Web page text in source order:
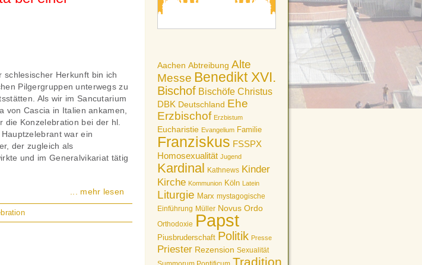
Aachen Abtreibung Alte
Messe Benedikt XVI.
Bischof Bischöfe Christus
DBK Deutschland Ehe
Erzbischof Erzbistum
Eucharistie Evangelium Familie
Franziskus FSSPX
Homosexualität Jugend
Kardinal Kathnews Kinder
Kirche Kommunion Köln Latein
Liturgie Marx mystagogische
Einführung Müller Novus Ordo
Orthodoxie Papst
Piusbruderschaft Politik Presse
Priester Rezension Sexualität
Tradition
schlesischer Herkunft bin ich
Pilgergruppen unterwegs zu
Als wir im Sancutarium
von Cascia in Italien ankamen,
die Konzelebration bei der hl.
war ein
der zugleich als
und im Generalvikariat tätig
... mehr lesen